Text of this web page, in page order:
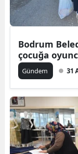
Bodrum
çocuğa
Gündem 31